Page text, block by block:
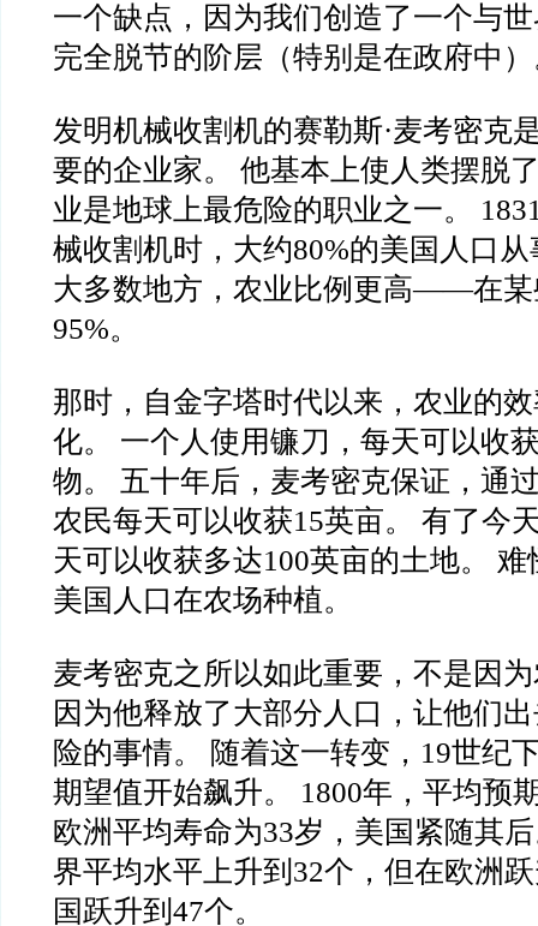
一个缺点，因为我们创造了一个与
完全脱节的阶层（特别是在政府中
发明机械收割机的赛勒斯·麦考密克
要的企业家。 他基本上使人类摆脱
业是地球上最危险的职业之一。
械收割机时，大约80%的美国人口
大多数地方，农业比例更高——在某
95%。
那时，自金字塔时代以来，农业的
化。 一个人使用镰刀，每天可以收
物。 五十年后，麦考密克保证，通
农民每天可以收获15英亩。 有了今
天可以收获多达100英亩的土地。
美国人口在农场种植。
麦考密克之所以如此重要，不是因
因为他释放了大部分人口，让他们
险的事情。 随着这一转变，19世纪
期望值开始飙升。 1800年，平均预
欧洲平均寿命为33岁，美国紧随其
界平均水平上升到32个，但在欧洲
国跃升到47个。